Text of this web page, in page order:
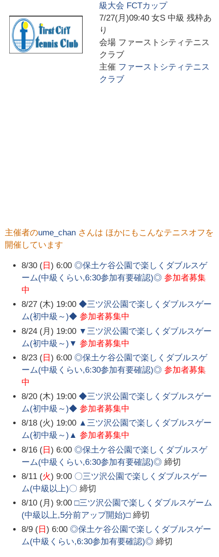
級大会 FCTカップ
7/27(月)09:40 女S 中級 残枠あ
り
会場 ファーストシティテニス
クラブ
主催 ファーストシティテニス
クラブ
主催者のume_chan さんは ほかにもこんなテニスオフを
開催しています
8/30 ( 日) 6:00 ◎保土ケ谷公園で楽しくダブルスゲ
ーム(中級くらい,6:30参加有要確認)◎ 参加者募集
中
8/27 (木) 19:00 ◆三ツ沢公園で楽しくダブルスゲー
ム(初中級～)◆ 参加者募集中
8/24 (月) 19:00 ▼三ツ沢公園で楽しくダブルスゲー
ム(初中級～)▼ 参加者募集中
8/23 ( 日) 6:00 ◎保土ケ谷公園で楽しくダブルスゲ
ーム(中級くらい,6:30参加有要確認)◎ 参加者募集
中
8/20 (木) 19:00 ◆三ツ沢公園で楽しくダブルスゲー
ム(初中級～)◆ 参加者募集中
8/18 (火) 19:00 ▲三ツ沢公園で楽しくダブルスゲー
ム(初中級～)▲ 参加者募集中
8/16 ( 日) 6:00 ◎保土ケ谷公園で楽しくダブルスゲ
ーム(中級くらい,6:30参加有要確認)◎ 締切
8/11 (火) 9:00 〇三ツ沢公園で楽しくダブルスゲー
ム(中級以上)〇 締切
8/10 (月) 9:00 □三ツ沢公園で楽しくダブルスゲーム
(中級以上,5分前アップ開始)□ 締切
8/9 ( 日) 6:00 ◎保土ケ谷公園で楽しくダブルスゲー
ム(中級くらい,6:30参加有要確認)◎ 締切